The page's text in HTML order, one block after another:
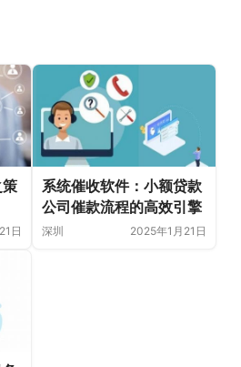
日
系统催收软件：小额贷款
公司催款流程的高效引擎
深圳 2025年1月21日